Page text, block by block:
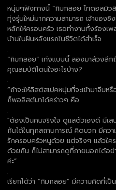
หนุ่มๆฟังทางนี้ “กิมกลอย ไทดอลมิว
ทุ่งรุ่นใหม่มากความสามารถ เจ้าของ
หลักให้ครอบครัว เธอทำงานทั้งร้องเ
บ้านในฝันหลังแรกในชีวิตได้สำเร็จ
.
“กิมกลอย” เก่งแบบนี้ ลองมาล้วงลึ
คุณสมบัติโดนใจอะไรบ้าง?
.
“ถ้าจะให้ลิสต์สเปคหนุ่มที่จะเข้ามาจีบ
ก็พอลิสต์มาได้คร่าวๆ คือ
.
"ต้องเป็นคนจริงใจ ดูแลตัวเองดี มีเ
กันได้ในทุกสถานการณ์ คิดบวก มีควา
รักครอบครัวหนูด้วย แต่จริงๆ แล้วใค
ด้วยกัน ก็ไม่สามารถดูที่ภายนอกได้อ
ค่ะ”
.
เรียกได้ว่า “กิมกลอย” มีความคิดที่เป็